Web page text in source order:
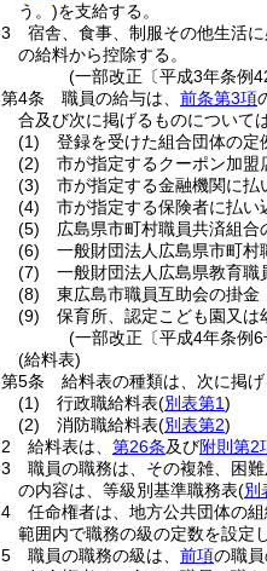
う。)を支給する。
3
宿舎、食事、制服その他生活
の給料から控除する。
(一部改正〔平成3年条例
第4条
職員の給与は、 前条第3項
合及び次に掲げるものについて
(1)
登録を受けた組合団体の定
(2)
市が指定するクーポン加盟
(3)
市が指定する金融機関に払
(4)
市が指定する保険者に払
(5)
広島県市町村職員共済組合
(6)
一般財団法人広島県市町村
(7)
一般財団法人広島県教育職
(8)
東広島市職員互助会の掛金
(9)
保育所、認定こども園又
(一部改正〔平成4年条例
(給料表)
第5条
給料表の種類は、次に掲
(1)
行政職給料表(別表第1)
(2)
消防職給料表(別表第2)
2
給料表は、 第26条及び附則第2
3
職員の職務は、その複雑、困
の内容は、等級別基準職務表(別
4
任命権者は、地方公共団体の
範囲内で職務の級の定数を設定
5
職員の職務の級は、 前項の職